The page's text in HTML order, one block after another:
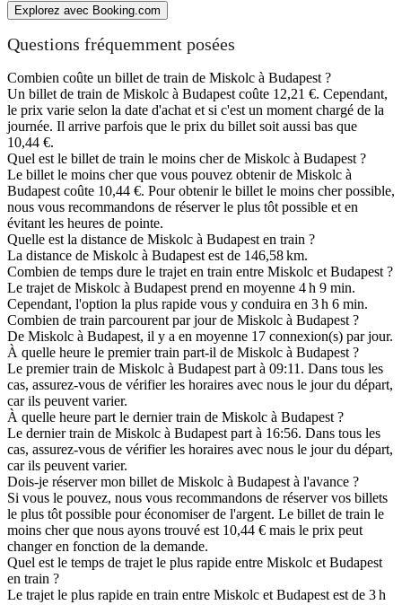
Explorez avec Booking.com
Questions fréquemment posées
Combien coûte un billet de train de Miskolc à Budapest ?
Un billet de train de Miskolc à Budapest coûte 12,21 €. Cependant,
le prix varie selon la date d'achat et si c'est un moment chargé de la
journée. Il arrive parfois que le prix du billet soit aussi bas que
10,44 €.
Quel est le billet de train le moins cher de Miskolc à Budapest ?
Le billet le moins cher que vous pouvez obtenir de Miskolc à
Budapest coûte 10,44 €. Pour obtenir le billet le moins cher possible,
nous vous recommandons de réserver le plus tôt possible et en
évitant les heures de pointe.
Quelle est la distance de Miskolc à Budapest en train ?
La distance de Miskolc à Budapest est de 146,58 km.
Combien de temps dure le trajet en train entre Miskolc et Budapest ?
Le trajet de Miskolc à Budapest prend en moyenne 4 h 9 min.
Cependant, l'option la plus rapide vous y conduira en 3 h 6 min.
Combien de train parcourent par jour de Miskolc à Budapest ?
De Miskolc à Budapest, il y a en moyenne 17 connexion(s) par jour.
À quelle heure le premier train part-il de Miskolc à Budapest ?
Le premier train de Miskolc à Budapest part à 09:11. Dans tous les
cas, assurez-vous de vérifier les horaires avec nous le jour du départ,
car ils peuvent varier.
À quelle heure part le dernier train de Miskolc à Budapest ?
Le dernier train de Miskolc à Budapest part à 16:56. Dans tous les
cas, assurez-vous de vérifier les horaires avec nous le jour du départ,
car ils peuvent varier.
Dois-je réserver mon billet de Miskolc à Budapest à l'avance ?
Si vous le pouvez, nous vous recommandons de réserver vos billets
le plus tôt possible pour économiser de l'argent. Le billet de train le
moins cher que nous ayons trouvé est 10,44 € mais le prix peut
changer en fonction de la demande.
Quel est le temps de trajet le plus rapide entre Miskolc et Budapest
en train ?
Le trajet le plus rapide en train entre Miskolc et Budapest est de 3 h